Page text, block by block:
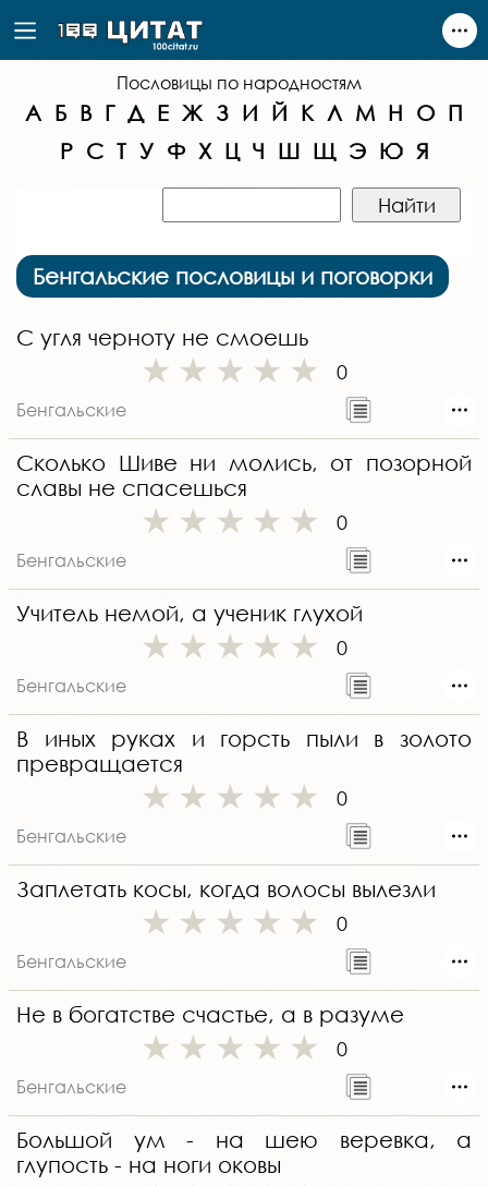
Пословицы по народностям
А Б В Г Д Е Ж З И Й К Л М Н О П
Р С Т У Ф Х Ц Ч Ш Щ Э Ю Я
Бенгальские пословицы и поговорки
С угля черноту не смоешь
0
Бенгальские
Сколько Шиве ни молись, от позорной
славы не спасешься
0
Бенгальские
Учитель немой, а ученик глухой
0
Бенгальские
В иных руках и горсть пыли в золото
превращается
0
Бенгальские
Заплетать косы, когда волосы вылезли
0
Бенгальские
Не в богатстве счастье, а в разуме
0
Бенгальские
Большой ум - на шею веревка, а
глупость - на ноги оковы